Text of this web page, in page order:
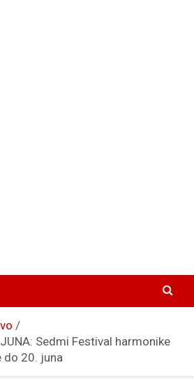
Sedmi Festival harmonike
do 20. juna